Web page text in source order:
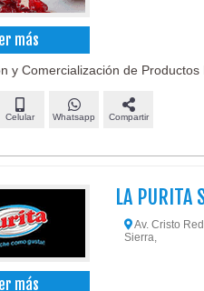
más
y Comercialización de
Celular Whatsapp Compartir
más
LA PURITA
Av. Cristo
Sierra,